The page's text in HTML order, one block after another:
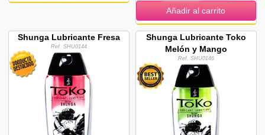
Añadir al carrito
Shunga Lubricante Fresa
Ref. SHU0144
Shunga Lubricante Toko
Melón y Mango
Ref. SHU0146